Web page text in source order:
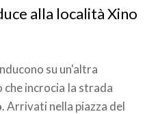
alla località Xino
su un'altra
incrocia Ia strada
. Arrivati nella piazza del